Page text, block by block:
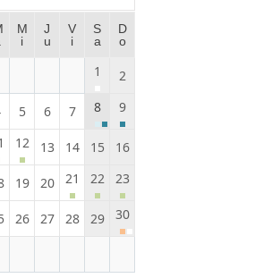
M
i
J
u
V
i
S
a
D
o
1 2
5 6 7 8 9
12 13 14 15 16
19 20 21 22 23
26 27 28 29 30